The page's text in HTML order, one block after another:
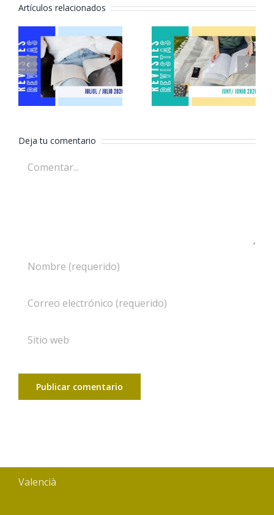
Artículos relacionados
Revistas
julio 2026
Revistas
junio 2026
Deja tu comentario
Comentar
Valencià